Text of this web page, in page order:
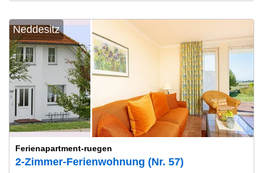
Neddesitz
Ferienapartment-ruegen
2-Zimmer-Ferienwohnung (Nr. 57)